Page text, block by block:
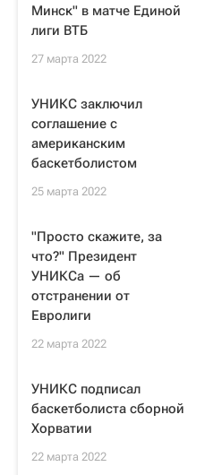
Минск" в матче Единой
лиги ВТБ
27 марта 2022
УНИКС заключил
соглашение с
американским
баскетболистом
25 марта 2022
"Просто скажите, за
что?" Президент
УНИКСа — об
отстранении от
Евролиги
22 марта 2022
УНИКС подписал
баскетболиста сборной
Хорватии
22 марта 2022